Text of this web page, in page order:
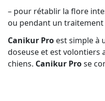
– pour rétablir la flore
ou pendant un
Canikur Pro est simple à
doseuse et est volontiers
chiens. Canikur Prose